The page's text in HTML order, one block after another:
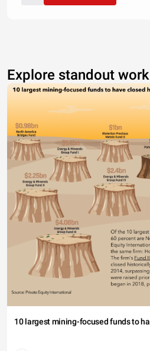
Explore standout
10 largest mining-focused funds to